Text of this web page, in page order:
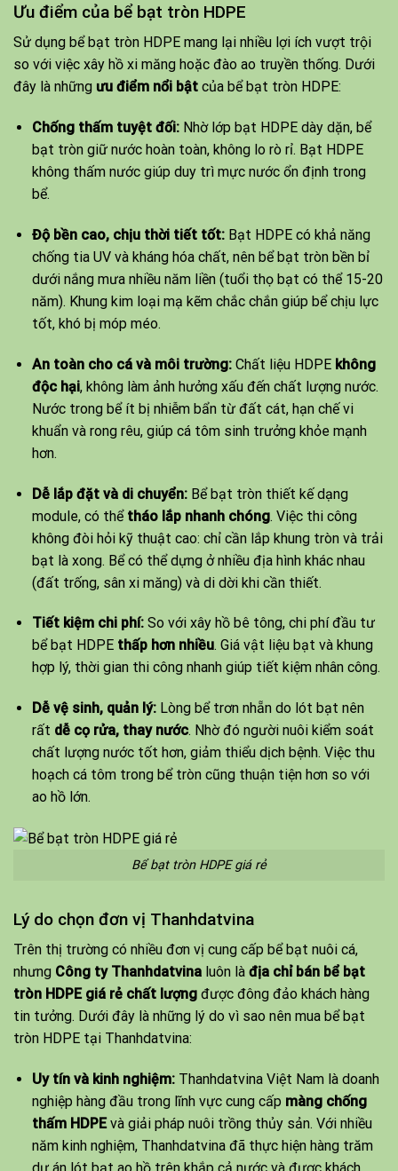
Ưu điểm của bể bạt tròn HDPE
Sử dụng bể bạt tròn HDPE mang lại nhiều lợi ích vượt trội
so với việc xây hồ xi măng hoặc đào ao truyền thống. Dưới
đây là những ưu điểm nổi bật của bể bạt tròn HDPE:
Chống thấm tuyệt đối:Nhờ lớp bạt HDPE dày dặn, bể
bạt tròn giữ nước hoàn toàn, không lo rò rỉ. Bạt HDPE
không thấm nước giúp duy trì mực nước ổn định trong
bể.
Độ bền cao, chịu thời tiết tốt:Bạt HDPE có khả năng
chống tia UV và kháng hóa chất, nên bể bạt tròn bền bỉ
dưới nắng mưa nhiều năm liền (tuổi thọ bạt có thể 15-20
năm). Khung kim loại mạ kẽm chắc chắn giúp bể chịu lực
tốt, khó bị móp méo.
An toàn cho cá và môi trường:Chất liệu HDPE không
độc hại, không làm ảnh hưởng xấu đến chất lượng nước.
Nước trong bể ít bị nhiễm bẩn từ đất cát, hạn chế vi
khuẩn và rong rêu, giúp cá tôm sinh trưởng khỏe mạnh
hơn.
Dễ lắp đặt và di chuyển:Bể bạt tròn thiết kế dạng
module, có thể tháo lắp nhanh chóng. Việc thi công
không đòi hỏi kỹ thuật cao: chỉ cần lắp khung tròn và trải
bạt là xong. Bể có thể dựng ở nhiều địa hình khác nhau
(đất trống, sân xi măng) và di dời khi cần thiết.
Tiết kiệm chi phí:So với xây hồ bê tông, chi phí đầu tư
bể bạt HDPE thấp hơn nhiều. Giá vật liệu bạt và khung
hợp lý, thời gian thi công nhanh giúp tiết kiệm nhân công.
Dễ vệ sinh, quản lý:Lòng bể trơn nhẵn do lót bạt nên
rất dễ cọ rửa, thay nước. Nhờ đó người nuôi kiểm soát
chất lượng nước tốt hơn, giảm thiểu dịch bệnh. Việc thu
hoạch cá tôm trong bể tròn cũng thuận tiện hơn so với
ao hồ lớn.
Bể bạt tròn HDPE giá rẻ
Lý do chọn đơn vị Thanhdatvina
Trên thị trường có nhiều đơn vị cung cấp bể bạt nuôi cá,
nhưng Công ty Thanhdatvina luôn là địa chỉ bán bể bạt
tròn HDPE giá rẻ chất lượng được đông đảo khách hàng
tin tưởng. Dưới đây là những lý do vì sao nên mua bể bạt
tròn HDPE tại Thanhdatvina:
Uy tín và kinh nghiệm:Thanhdatvina Việt Nam là doanh
nghiệp hàng đầu trong lĩnh vực cung cấp màng chống
thấm HDPEvà giải pháp nuôi trồng thủy sản. Với nhiều
năm kinh nghiệm, Thanhdatvina đã thực hiện hàng trăm